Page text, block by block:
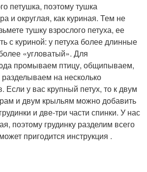
Рецепты из петуха
петушка, поэтому тушка
и округлая, как куриная. Тем не
тушку взрослого петуха, ее
с куриной: у петуха более длинные
«угловатый». Для
промываем птицу, общипываем,
на несколько
Если у вас крупный петух, то к двум
и двум крыльям можно добавить
и две-три части спинки. У нас
поэтому грудинку разделим всего
пригодится инструкция .